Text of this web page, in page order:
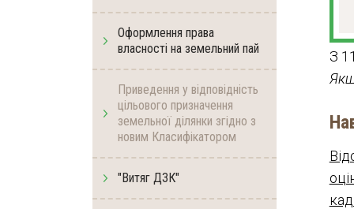
Оформлення права
власності на земельний пай
Приведення у відповідність
цільового призначення
земельної ділянки згідно з
новим Класифікатором
"Витяг ДЗК"
З